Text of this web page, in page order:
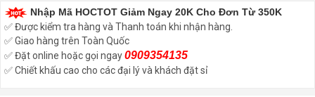
Nhập Mã HOCTOT Giảm Ngay 20K Cho Đơn Từ 350K
✅ Được kiểm tra hàng và Thanh toán khi nhận hàng.
✅ Giao hàng trên Toàn Quốc
✅ Đặt online hoặc gọi ngay0909354135
✅ Chiết khấu cao cho các đại lý và khách đặt sỉ